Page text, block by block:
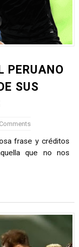
2025 SERÁ
del Rally
RÉCORD
CASTRO
PERUANO
SUS
frase y créditos
que no nos